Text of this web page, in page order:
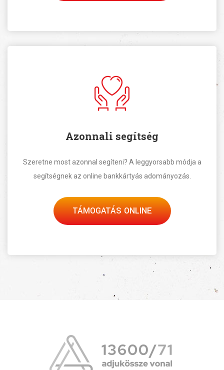
Azonnali segítség
Szeretne most azonnal segíteni? A leggyorsabb módja a
segítségnek az online bankkártyás adományozás.
TÁMOGATÁS ONLINE